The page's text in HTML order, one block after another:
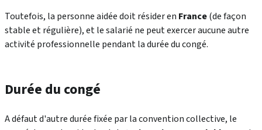
Toutefois, la personne aidée doit résider en France(de façon
stable et régulière), et le salarié ne peut exercer aucune autre
activité professionnelle pendant la durée du congé.
Durée du congé
A défaut d'autre durée fixée par la convention collective, le